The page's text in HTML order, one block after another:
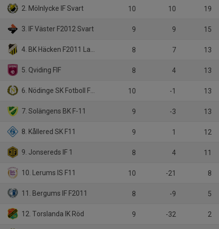
2. Mölnlycke IF Svart 10 10 19
3. IF Väster F2012 Svart 9 9 15
4. BK Häcken F2011 Lag 1 8 7 13
5. Qviding FIF 8 4 13
6. Nödinge SK Fotboll F11 10 -1 13
7. Solängens BK F-11 9 -3 13
8. Kållered SK F11 9 1 12
9. Jonsereds IF 1 8 4 11
10. Lerums IS F11 10 -21 8
11. Bergums IF F2011 8 -9 5
12. Torslanda IK Röd 9 -32 2